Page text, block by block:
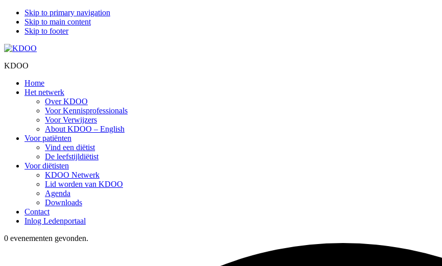
Skip to primary navigation
Skip to main content
Skip to footer
KDOO
Home
Het netwerk
Over KDOO
Voor Kennisprofessionals
Voor Verwijzers
About KDOO – English
Voor patiënten
Vind een diëtist
De leefstijldiëtist
Voor diëtisten
KDOO Netwerk
Lid worden van KDOO
Agenda
Downloads
Contact
Inlog Ledenportaal
0 evenementen gevonden.